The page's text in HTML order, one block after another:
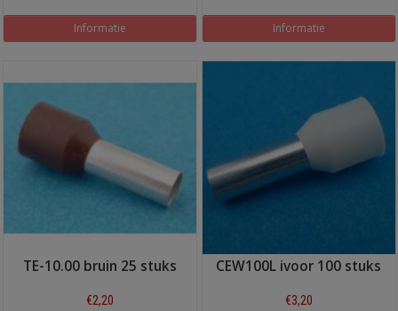
Informatie Informatie
TE-10.00 bruin 25 stuks
€2,20
CEW100L ivoor 100 stuks
€3,20